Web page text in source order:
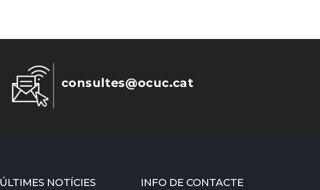
consultes@ocuc.cat
ÚLTIMES NOTÍCIES INFO DE CONTACTE